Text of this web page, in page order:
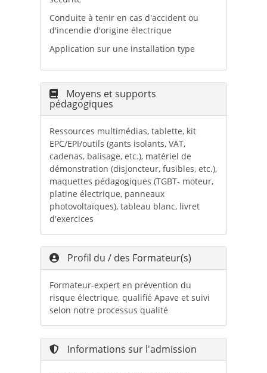
Conduite à tenir en cas d'accident ou
d'incendie d'origine électrique
Application sur une installation type
Moyens et supports
pédagogiques
Ressources multimédias, tablette, kit
EPC/EPI/outils (gants isolants, VAT,
cadenas, balisage, etc.), matériel de
démonstration (disjoncteur, fusibles, etc.),
maquettes pédagogiques (TGBT- moteur,
platine électrique, panneaux
photovoltaïques), tableau blanc, livret
d'exercices
Profil du / des Formateur(s)
Formateur-expert en prévention du
risque électrique, qualifié Apave et suivi
selon notre processus qualité
Informations sur l'admission